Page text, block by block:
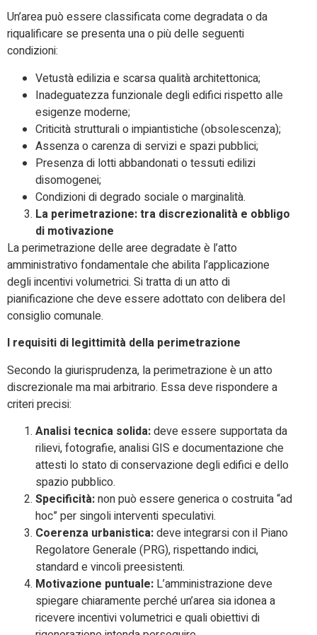
Un’area può essere classificata come degradata o da
riqualificare se presenta una o più delle seguenti
condizioni:
Vetustà edilizia e scarsa qualità architettonica;
Inadeguatezza funzionale degli edifici rispetto alle
esigenze moderne;
Criticità strutturali o impiantistiche (obsolescenza);
Assenza o carenza di servizi e spazi pubblici;
Presenza di lotti abbandonati o tessuti edilizi
disomogenei;
Condizioni di degrado sociale o marginalità.
La perimetrazione: tra discrezionalità e obbligo
di motivazione
La perimetrazione delle aree degradate è l’atto
amministrativo fondamentale che abilita l’applicazione
degli incentivi volumetrici. Si tratta di un atto di
pianificazione che deve essere adottato con delibera del
consiglio comunale.
I requisiti di legittimità della perimetrazione
Secondo la giurisprudenza, la perimetrazione è un atto
discrezionale ma mai arbitrario. Essa deve rispondere a
criteri precisi:
Analisi tecnica solida:deve essere supportata da
rilievi, fotografie, analisi GIS e documentazione che
attesti lo stato di conservazione degli edifici e dello
spazio pubblico.
Specificità:non può essere generica o costruita “ad
hoc” per singoli interventi speculativi.
Coerenza urbanistica:deve integrarsi con il Piano
Regolatore Generale (PRG), rispettando indici,
standard e vincoli preesistenti.
Motivazione puntuale: L’amministrazione deve
spiegare chiaramente perché un’area sia idonea a
ricevere incentivi volumetrici e quali obiettivi di